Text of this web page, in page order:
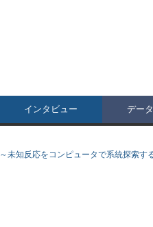
インタビュー デー
未知反応をコンピュータで系統探索す